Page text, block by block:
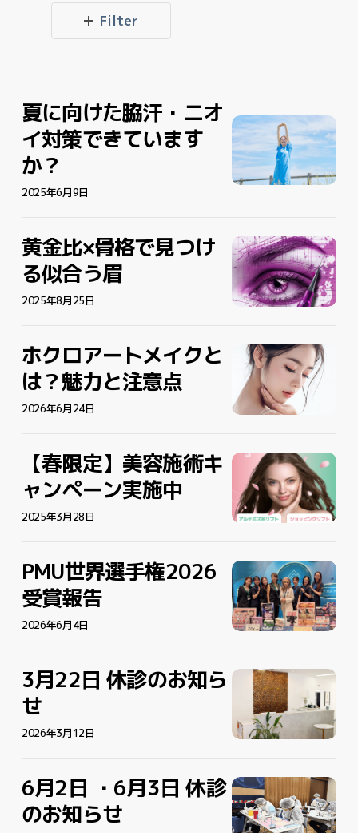
Filter
夏
に
向
け
汗・
ニ
イ
て
い
す
か？
夏
に
向
け
た
ニ
オ
イ
対
き
て
ま
か？
夏に向けた脇汗・ニオ
イ対策できています
か？
2025年6月9日
黄
金
比
×
つ
け
似
う
眉
黄
金
比
×
で
見
け
う
眉
黄金比×骨格で見つけ
る似合う眉
2025年8月25日
ロ
ア
ト
イ
ク
と
魅
力
と
注
ホ
ク
ロ
ア
イ
ク
と
魅
力
と
注
ホクロアートメイクと
は？魅力と注意点
2026年6月24日
【春
定】
美
施
術
キ
ャ
ン
ー
施
【春
定】
美
術
キ
ャ
ン
ー
ン
実
施
【春限定】美容施術キ
ャンペーン実施中
2025年3月28日
PMU
世
界
選
権
2026
賞
報
PMU
世
界
選
2026
受
報
PMU世界選手権2026
受賞報告
2026年6月4日
3
22
日
診
の
お
3
月
22
日
の
お
3月22日 休診のお知ら
せ
2026年3月12日
6
月
2
6
月
2
6月2日 ・6月3日 休診
のお知らせ